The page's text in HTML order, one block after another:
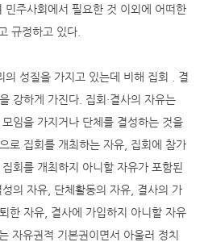
주사회에서 필요한 것 이외에 어떠한
규정하고 있다.
의 성질을 가지고 있는데 비해 집회 . 결
강하게 가진다. 집회·결사의 자유는
임을 가지거나 단체를 결성하는 것을
로 집회를 개최하는 자유, 집회에 참가
회를 개최하지 아니할 자유가 포함된
의 자유, 단체활동의 자유, 결사의 가
한 자유, 결사에 가입하지 아니할 자유
자유권적 기본권이면서 아울러 정치